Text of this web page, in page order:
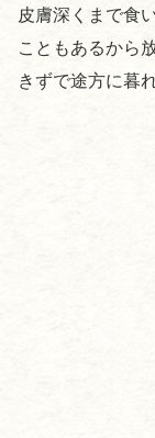
皮膚深くまで食
こともあるから
きずで途方に暮